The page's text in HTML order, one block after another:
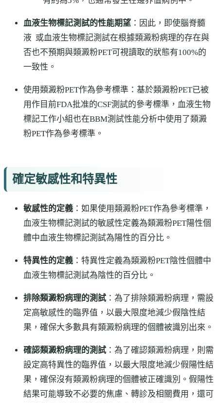
血液生物標記測試的性能期望 ：因此，即使腦脊髓
液 或血液生物標記測試在根據類澱粉病理的存在與
否也不預期與類澱粉PET可視讀取的狀態有100%的
一致性。
使用類澱粉PET作為參考標準：基於類澱粉PET已被
用作目前FDA批准的CSF測試的參考標準，血液生物
標記工作小組也在BBM測試性能分析中使用了類澱
粉PET作為參考標準。
確定敏感性和特異性
敏感性的定義 ：如果使用類澱粉PET作為參考標準，
血液生物標記測試的敏感性定義為類澱粉PET陽性個
體中血液生物標記測試為陽性的百分比。
特異性的定義 ：特異性定義為類澱粉PET陰性個體中
血液生物標記測試為陰性的百分比。
排除類澱粉病理的測試 ：為了排除類澱粉病理，需設
定高敏感性的臨界值，以最大限度地減少假陰性結
果，確保大多數具有類澱粉病理的個體被識別出來。
確認類澱粉病理的測試 ：為了確認類澱粉病理，則需
設定高特異性的臨界值，以最大限度地減少假陽性結
果，確保沒有類澱粉病理的個體被正確識別。假陽性
結果可能導致不必要的焦慮、轉診及相關費用，還可